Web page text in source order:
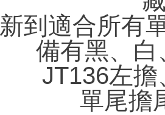
新到適合所有
備有黑、
JT136左
單尾擔